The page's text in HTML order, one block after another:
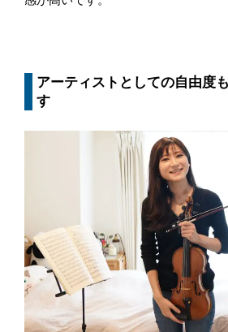
アーティストとしての自由度
す